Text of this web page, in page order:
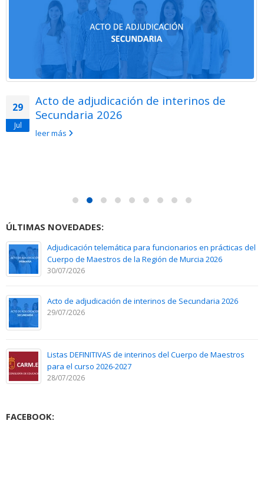
29
Jul
Acto de adjudicación de interinos de
Secundaria 2026
leer más
ÚLTIMAS NOVEDADES:
Adjudicación telemática para funcionarios en prácticas del
Cuerpo de Maestros de la Región de Murcia 2026
30/07/2026
Acto de adjudicación de interinos de Secundaria 2026
29/07/2026
Listas DEFINITIVAS de interinos del Cuerpo de Maestros
para el curso 2026-2027
28/07/2026
FACEBOOK: